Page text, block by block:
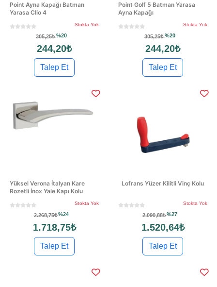
Point Ayna Kapağı Batman
Yarasa Clio 4
Stokta Yok
305,25₺%20
244,20₺
Talep Et
Point Golf 5 Batman Yarasa
Ayna Kapağı
Stokta Yok
305,25₺%20
244,20₺
Talep Et
Yüksel Verona İtalyan Kare
Rozetli İnox Yale Kapı Kolu
Stokta Yok
2.268,75₺%24
1.718,75₺
Talep Et
Lofrans Yüzer Kilitli Vinç Kolu
Stokta Yok
2.090,88₺%27
1.520,64₺
Talep Et